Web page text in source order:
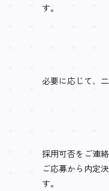
す。
必要に応じて、
採用可否をご連絡
ご応募から内定
す。